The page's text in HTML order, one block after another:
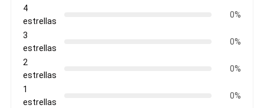
4
estrellas
0%
3
estrellas
0%
2
estrellas
0%
1
estrellas
0%